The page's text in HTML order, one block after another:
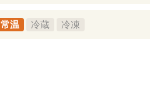
常温 冷蔵 冷凍